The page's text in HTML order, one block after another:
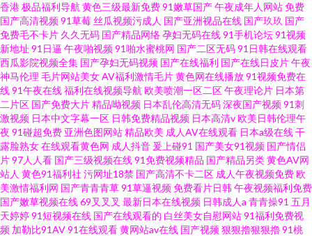
香港极品福利导航 黄色三级最新免费91嫩草国产午夜成年人网站免费
国产高清视频91草莓丝瓜视频污成人 国产亚洲视品在线 国产玖玖 国产
免费毛不卡片 久久无码 国产精品网络孕妇无码在线91手机论坛91视频
新地址 91日逼 午夜啪视频91啪水蜜桃网 国产二区无码91日韩在线观看
西瓜影院视频全集 国产孕妇无码视频 国产在线福利 国产在线日皮片午夜
神马伦理 毛片网站美女AV福利激情毛片黄色网在线播放91视频免费在
线91午夜在线福利在线视频导航 欧美喷潮一区二区午夜理论片 日本第
二片区 国产免费大片精品呦视频 日本乱伦高清无码深夜国产视频91刺
激视频 日本中文字幕一区 日韩免费精品视频 日本高清v欧美日韩伦理午
夜 91碰超免费 亚洲色图网站精品欧美 成人AV在线观看 日本a级在线干
露脸熟女在线观看黄色网 成人抖音 爰上碰91 国产美女91视频 国产情侣
片97人人看 国产三级视频在线91免费视频精品 国产精品另类黄色AV网
站人 黄色91福利社 污网址18禁 国产高清不卡二区 成人午夜视频免费欧
美激情福利网 国产青青青草91草逼视频免费看片日韩午夜视频福利免费
国产嫩草视频在线69叉叉叉 最新日本在线视频 日韩成人a 青青操91 五月
天婷婷91短视频在线 国产在线观看的 白丝美女自慰网站91福利免费视
频 加勒比91AV91在线观看黄网站av在线 国产视频狠狠擼狠狠擼91桃